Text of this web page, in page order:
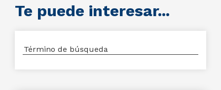
Te puede interesar...